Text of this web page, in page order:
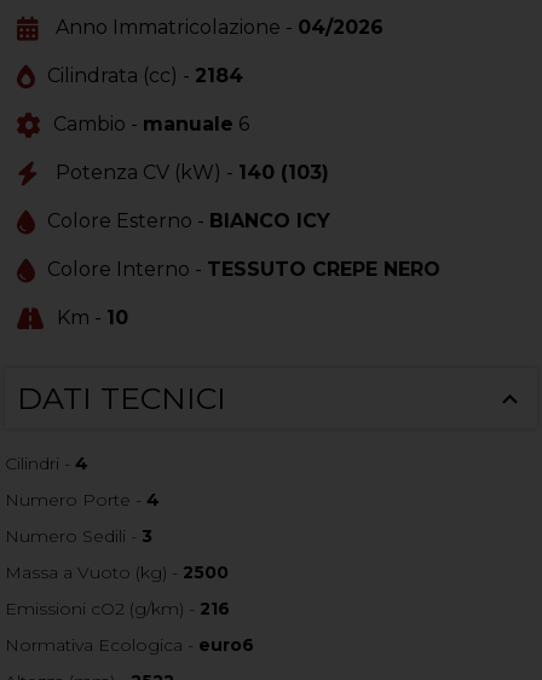
Anno Immatricolazione - 04/2026
Cilindrata (cc) - 2184
Cambio - manuale 6
Potenza CV (kW) - 140 (103)
Colore Esterno - BIANCO ICY
Colore Interno - TESSUTO CREPE NERO
Km - 10
DATI TECNICI
Cilindri -4
Numero Porte -4
Numero Sedili - 3
Massa a Vuoto (kg) - 2500
Emissioni cO2 (g/km) - 216
Normativa Ecologica - euro6